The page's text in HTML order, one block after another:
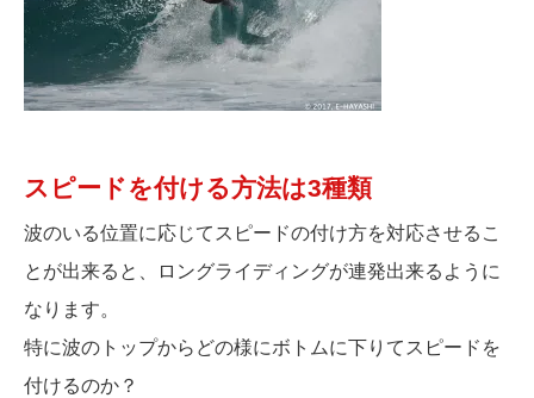
スピードを付ける方法は3種類
波のいる位置に応じてスピードの付け方を対応させるこ
とが出来ると、ロングライディングが連発出来るように
なります。
特に波のトップからどの様にボトムに下りてスピードを
付けるのか？